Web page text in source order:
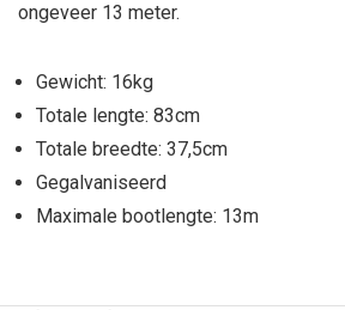
ongeveer 13 meter.
Gewicht: 16kg
Totale lengte: 83cm
Totale breedte: 37,5cm
Gegalvaniseerd
Maximale bootlengte: 13m